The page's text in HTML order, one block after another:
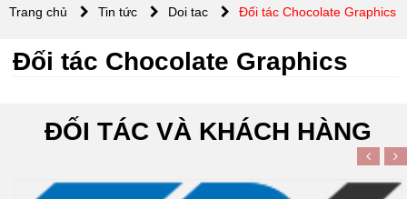
Trang chủ Tin tức Doi tac Đối tác Chocolate Graphics
Đối tác Chocolate Graphics
ĐỐI TÁC VÀ KHÁCH HÀNG